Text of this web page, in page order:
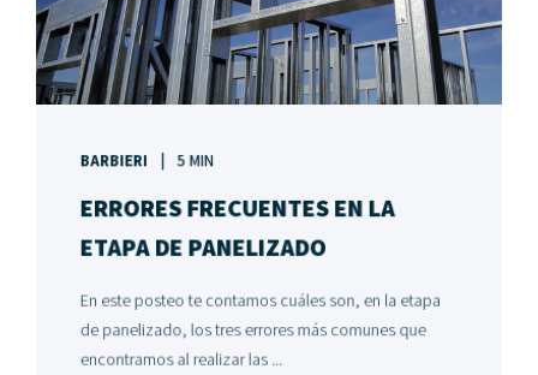
BARBIERI 5 MIN
ERRORES FRECUENTES EN LA
ETAPA DE PANELIZADO
En este posteo te contamos cuáles son, en la etapa
de panelizado, los tres errores más comunes que
encontramos al realizar las ...